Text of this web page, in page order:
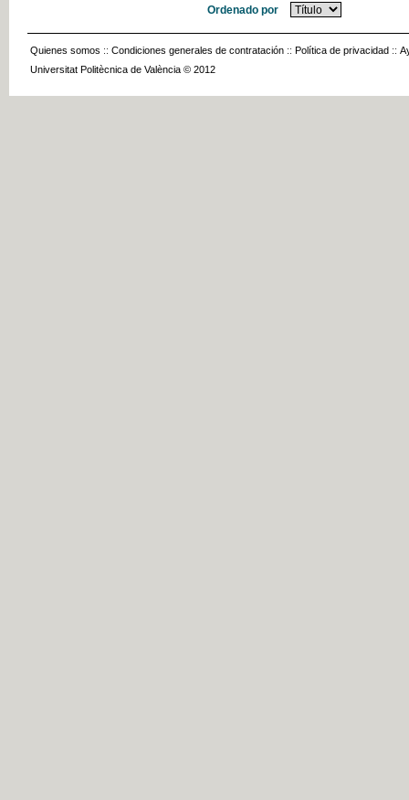
Ordenado por
Quienes somos :: Condiciones generales de contratación :: Política de privacidad ::
Universitat Politècnica de València © 2012